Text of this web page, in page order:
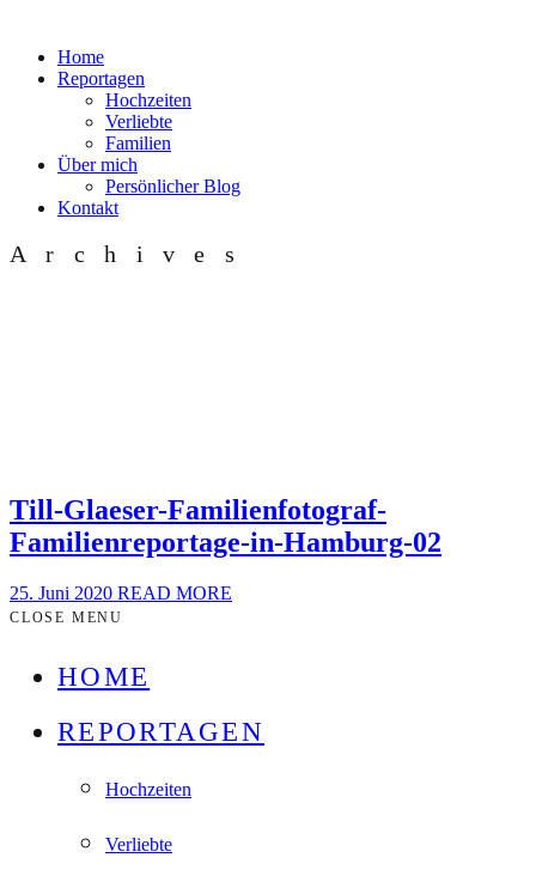
Home
Reportagen
Hochzeiten
Verliebte
Familien
Über mich
Persönlicher Blog
Kontakt
Archives
Till-Glaeser-Familienfotograf-
Familienreportage-in-Hamburg-02
25. Juni 2020 READ MORE
CLOSE MENU
HOME
REPORTAGEN
Hochzeiten
Verliebte